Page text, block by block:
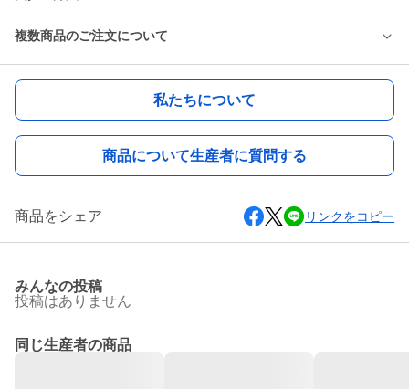
複数商品のご注文について
私たちについて
商品について生産者に質問する
商品をシェア リンクをコピー
みんなの投稿
投稿はありません
同じ生産者の商品